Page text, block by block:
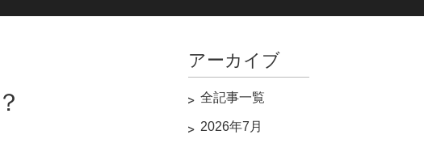
アーカイブ
全記事一覧
2026年7月